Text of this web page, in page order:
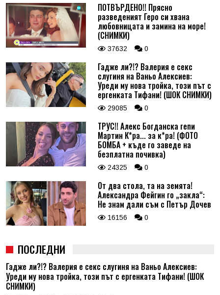
ПОТВЪРДЕНО!! Прясно
разведеният Геро си хвана
любовницата и замина на море!
(СНИМКИ)
37632 0
Гадже ли?!? Валерия е секс
слугиня на Ваньо Алексиев:
Уреди му нова тройка, този път с
ергенката Тифани! (ШОК СНИМКИ)
29085 0
ТРУС!! Алекс Богданска гепи
Мартин К*ра... за к*ра! (ФОТО
БОМБА + къде го заведе на
безплатна почивка)
24325 0
От два стола, та на земята!
Александра Фейгин го „закла“:
Не знам дали съм с Петър Дочев
16156 0
ПОСЛЕДНИ
Гадже ли?!? Валерия е секс слугиня на Ваньо Алексиев:
Уреди му нова тройка, този път с ергенката Тифани! (ШОК
СНИМКИ)